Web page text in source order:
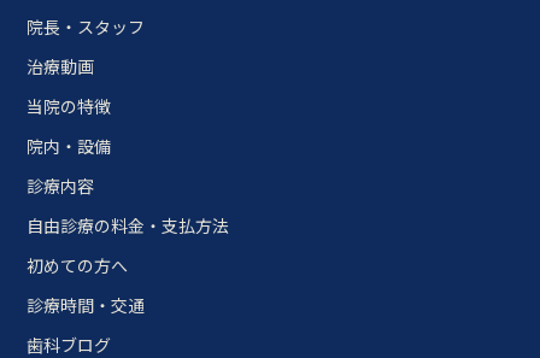
院長・スタッフ
治療動画
当院の特徴
院内・設備
診療内容
自由診療の料金・支払方法
初めての方へ
診療時間・交通
歯科ブログ